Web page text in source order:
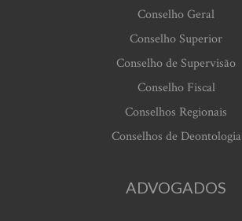
Conselho Geral
Conselho Superior
Conselho de Supervisão
Conselho Fiscal
Conselhos Regionais
Conselhos de Deontologia
ADVOGADOS